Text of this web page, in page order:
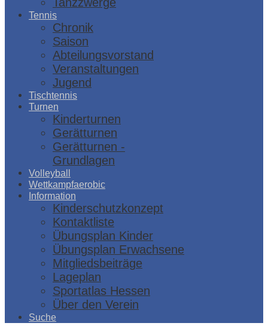
Tennis
Chronik
Saison
Abteilungsvorstand
Veranstaltungen
Jugend
Tischtennis
Turnen
Kinderturnen
Gerätturnen
Gerätturnen -
Grundlagen
Volleyball
Wettkampfaerobic
Information
Kinderschutzkonzept
Kontaktliste
Übungsplan Kinder
Übungsplan Erwachsene
Mitgliedsbeiträge
Lageplan
Sportatlas Hessen
Über den Verein
Suche